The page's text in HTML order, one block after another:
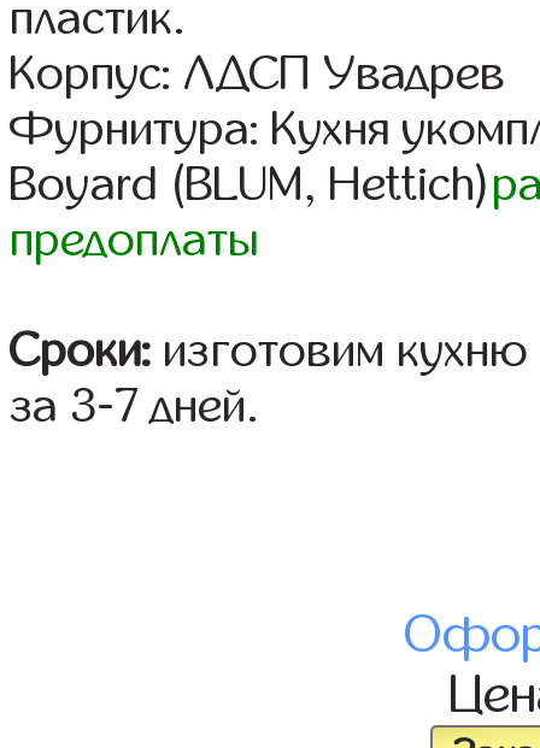
пластик.
Корпус: ЛДСП Увадрев
Фурнитура: Кухня
Boyard (BLUM, Hettich)
предоплаты
Сроки: изготовим
за 3-7 дней.